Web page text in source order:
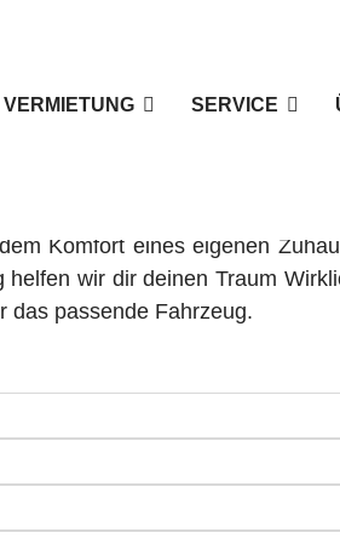
VERMIETUNG SERVICE
im Land
Komfort eines eigenen
wir dir deinen Traum
das passende Fahrzeug.